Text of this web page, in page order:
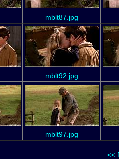
mblt87.jpg
mblt92.jpg
mblt97.jpg
<<